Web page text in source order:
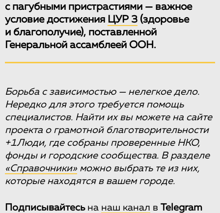
с пагубными пристрастиями — важное
условие достижения ЦУР 3 (здоровье
и благополучие), поставленной
Генеральной ассамблеей ООН.
Борьба с зависимостью — нелегкое дело.
Нередко для этого требуется помощь
специалистов. Найти их вы можете на сайте
проекта о грамотной благотворительности
+1Люди, где собраны проверенные НКО,
фонды и городские сообщества. В разделе
«Справочники» можно выбрать те из них,
которые находятся в вашем городе.
Подписывайтесьна наш канал в Telegram